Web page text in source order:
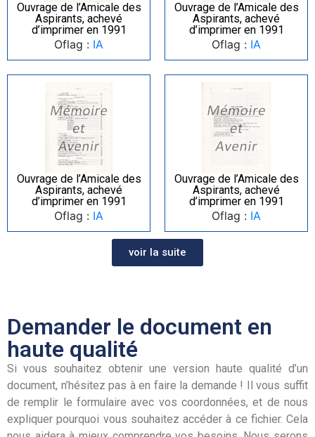
Ouvrage de l’Amicale des
Aspirants, achevé
d’imprimer en 1991
Oflag : IA
Ouvrage de l’Amicale des
Aspirants, achevé
d’imprimer en 1991
Oflag : IA
Ouvrage de l’Amicale des
Aspirants, achevé
d’imprimer en 1991
Oflag : IA
Ouvrage de l’Amicale des
Aspirants, achevé
d’imprimer en 1991
Oflag : IA
voir la suite
Demander le document en
haute qualité
Si vous souhaitez obtenir une version haute qualité d’un
document, n’hésitez pas à en faire la demande ! Il vous suffit
de remplir le formulaire avec vos coordonnées, et de nous
expliquer pourquoi vous souhaitez accéder à ce fichier. Cela